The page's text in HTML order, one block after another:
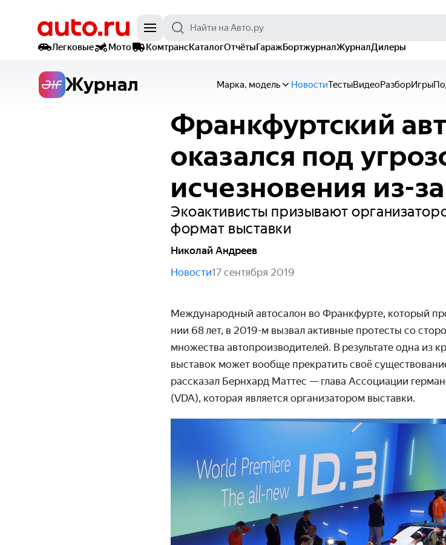
Легковые
Мото КомтрансКаталогОтчётыГаражБортжурналЖурналДилеры
Журнал Марка, модель НовостиТестыВидеоРазборИгры
Франкфуртский
оказался под
исчезновения из-
Экоактивисты призывают
формат выставки
Николай Андреев
Новости17 сентября 2019
Международный автосалон во Франкфурте, который
нии 68 лет, в 2019-м вызвал активные протесты со
множества автопро­изводителей. В результате одна из
выставок может вообще прекратить своё
рассказал Бернхард Маттес — глава Ассоциации
(VDA), которая является органи­затором выставки.